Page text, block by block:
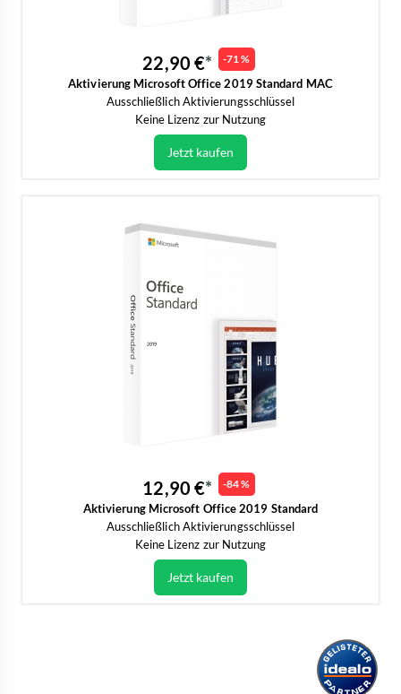
22,90 € -71 %
Aktivierung Microsoft Office 2019 Standard MAC
Ausschließlich Aktivierungsschlüssel
Keine Lizenz zur Nutzung
Jetzt kaufen
12,90 € -84 %
Aktivierung Microsoft Office 2019 Standard
Ausschließlich Aktivierungsschlüssel
Keine Lizenz zur Nutzung
Jetzt kaufen